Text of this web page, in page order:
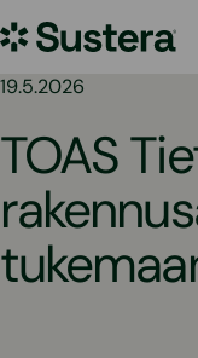
sisältöön
Sustera
19.5.2026
TOAS